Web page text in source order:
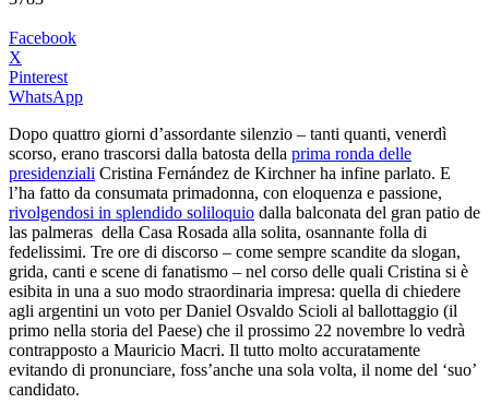
Facebook
X
Pinterest
WhatsApp
Dopo quattro giorni d’assordante silenzio – tanti quanti, venerdì
scorso, erano trascorsi dalla batosta della prima ronda delle
presidenziali Cristina Fernández de Kirchner ha infine parlato. E
l’ha fatto da consumata primadonna, con eloquenza e passione,
rivolgendosi in splendido soliloquio dalla balconata del gran patio de
las palmeras della Casa Rosada alla solita, osannante folla di
fedelissimi. Tre ore di discorso – come sempre scandite da slogan,
grida, canti e scene di fanatismo – nel corso delle quali Cristina si è
esibita in una a suo modo straordinaria impresa: quella di chiedere
agli argentini un voto per Daniel Osvaldo Scioli al ballottaggio (il
primo nella storia del Paese) che il prossimo 22 novembre lo vedrà
contrapposto a Mauricio Macri. Il tutto molto accuratamente
evitando di pronunciare, foss’anche una sola volta, il nome del ‘suo’
candidato.